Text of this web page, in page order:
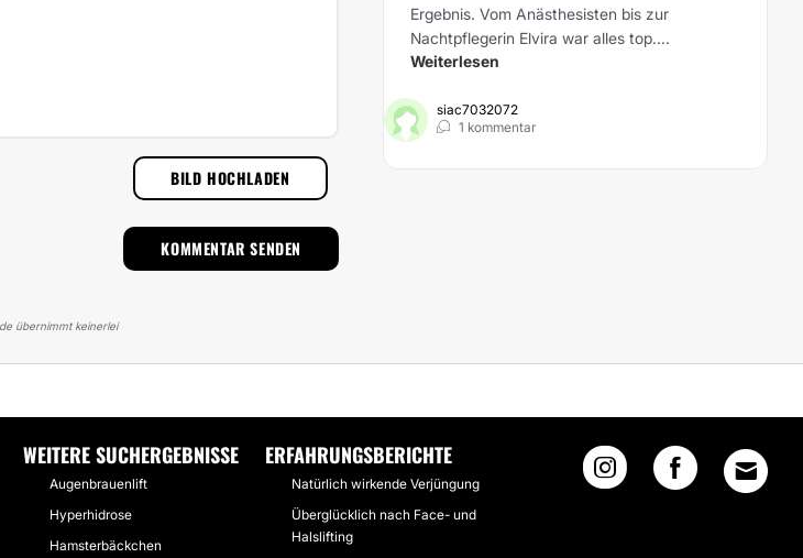
BILD HOCHLADEN
Ergebnis. Vom Anästhesisten bis zur
Nachtpflegerin Elvira war alles top....
Weiterlesen
siac7032072
1 kommentar
übernimmt keinerlei
WEITERE SUCHERGEBNISSE
Augenbrauenlift
Hyperhidrose
Hamsterbäckchen
ERFAHRUNGSBERICHTE
Natürlich wirkende Verjüngung
Überglücklich nach Face- und
Halslifting